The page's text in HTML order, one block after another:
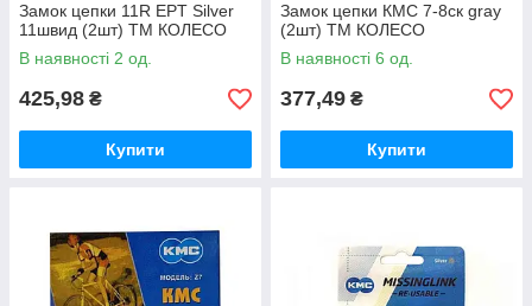
Замок цепки 11R EPT Silver
11швид (2шт) ТМ КОЛЕСО
В наявності 2 од.
425,98 ₴
Купити
Замок цепки КМС 7-8ск gray
(2шт) ТМ КОЛЕСО
В наявності 6 од.
377,49 ₴
Купити